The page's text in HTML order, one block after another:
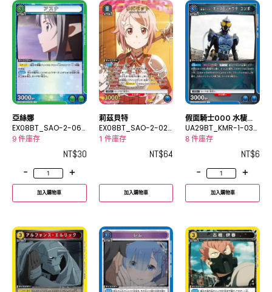
亞絲娜
EX08BT_SAO-2-063
R
9 件庫存
NT$30
-
+
加入購物車
莉茲貝特
EX08BT_SAO-2-020
_2R★
1 件庫存
NT$64
加入購物車
假面騎士OOO 水棲系
聯組
UA29BT_KMR-1-036
C
8 件庫存
NT$6
-
+
加入購物車